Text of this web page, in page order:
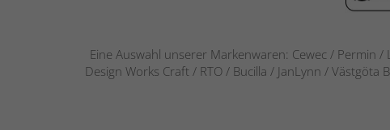
Eine Auswahl unserer Markenwaren: Cewec / Permin
Design Works Craft / RTO / Bucilla / JanLynn /